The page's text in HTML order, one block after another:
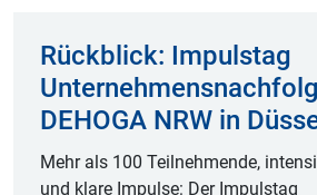
Rückblick: Impulstag
DEHOGA NRW in
Mehr als 100 Teilnehmende,
und klare Impulse: Der Impulstag